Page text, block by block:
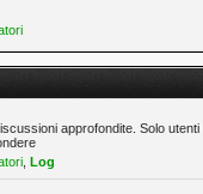
approfondite. Solo
,Log